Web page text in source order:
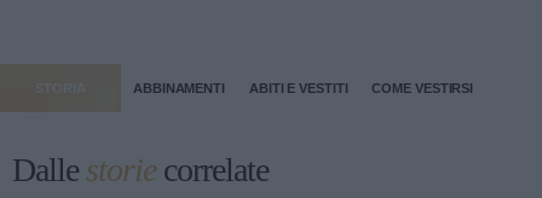
STORIA ABBINAMENTI ABITI E VESTITI COME VESTIRSI
Dallestoriecorrelate